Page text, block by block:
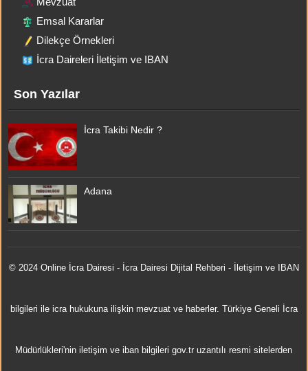
Emsal Kararlar
Dilekçe Örnekleri
İcra Daireleri İletişim ve IBAN
Son Yazılar
İcra Takibi Nedir ?
Adana
© 2024 Online İcra Dairesi - İcra Dairesi Dijital Rehberi - İletişim ve IBAN
bilgileri ile icra hukukuna ilişkin mevzuat ve haberler. Türkiye Geneli İcra
Müdürlükleri'nin iletişim ve iban bilgileri gov.tr uzantılı resmi sitelerden